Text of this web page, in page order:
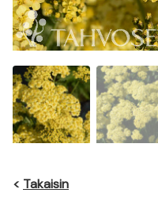
< Takaisin